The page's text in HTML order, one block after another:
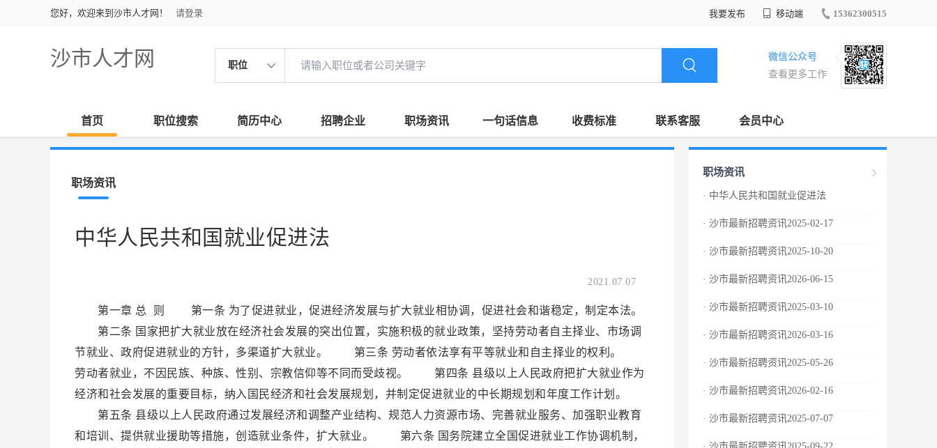
您好，欢迎来到沙市人才网！ 请登录 我要发布 移动端 15362300515
沙市人才网 职位
微信公众号
查看更多工作
首页 职位搜索 简历中心 招聘企业 职场资讯 一句话信息 收费标准 联系客服 会员中心
职场资讯
中华人民共和国就业促进法
2021.07.07
第一章 总 则 第一条 为了促进就业，促进经济发展与扩大就业相协调，促进社会和谐稳定，制定本法。
第二条 国家把扩大就业放在经济社会发展的突出位置，实施积极的就业政策，坚持劳动者自主择业、市场调
节就业、政府促进就业的方针，多渠道扩大就业。 第三条 劳动者依法享有平等就业和自主择业的权利。
劳动者就业，不因民族、种族、性别、宗教信仰等不同而受歧视。 第四条 县级以上人民政府把扩大就业作为
经济和社会发展的重要目标，纳入国民经济和社会发展规划，并制定促进就业的中长期规划和年度工作计划。
第五条 县级以上人民政府通过发展经济和调整产业结构、规范人力资源市场、完善就业服务、加强职业教育
和培训、提供就业援助等措施，创造就业条件，扩大就业。 第六条 国务院建立全国促进就业工作协调机制，
职场资讯
· 中华人民共和国就业促进法
· 沙市最新招聘资讯2025-02-17
· 沙市最新招聘资讯2025-10-20
· 沙市最新招聘资讯2026-06-15
· 沙市最新招聘资讯2025-03-10
· 沙市最新招聘资讯2026-03-16
· 沙市最新招聘资讯2025-05-26
· 沙市最新招聘资讯2026-02-16
· 沙市最新招聘资讯2025-07-07